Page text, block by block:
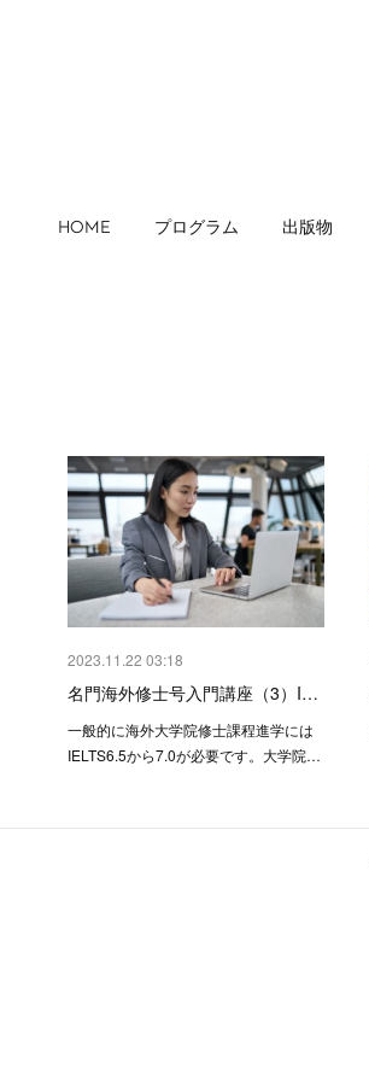
HOME プログラム 出版物
2023.11.22 03:18
名門海外修士号入門講座（3）I…
一般的に海外大学院修士課程進学には
IELTS6.5から7.0が必要です。大学院…